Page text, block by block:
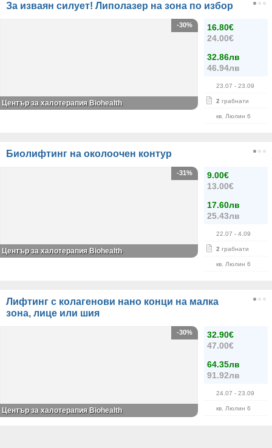
За изваян силует! Липолазер на зона по избор
16.80€
24.00€
32.86лв
46.94лв
23.07 - 23.09
2 грабнати
кв. Люлин 6
-30%
Център за халотерапия Biohealth
Биолифтинг на околоочен контур
9.00€
13.00€
17.60лв
25.43лв
22.07 - 4.09
2 грабнати
кв. Люлин 6
-31%
Център за халотерапия Biohealth
Лифтинг с колагенови нано конци на малка
зона, лице или шия
32.90€
47.00€
64.35лв
91.92лв
24.07 - 23.09
кв. Люлин 6
-30%
Център за халотерапия Biohealth